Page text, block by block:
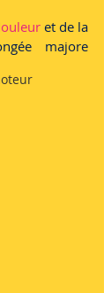
majore